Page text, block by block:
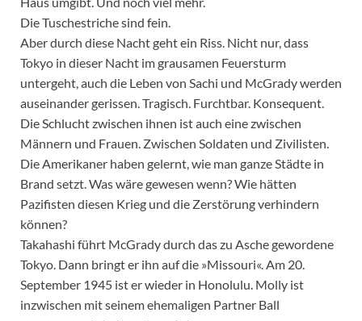
Die Tuschestriche sind fein.
Aber durch diese Nacht geht ein Riss. Nicht nur, dass
Tokyo in dieser Nacht im grausamen Feuersturm
untergeht, auch die Leben von Sachi und McGrady werden
auseinander gerissen. Tragisch. Furchtbar. Konsequent.
Die Schlucht zwischen ihnen ist auch eine zwischen
Männern und Frauen. Zwischen Soldaten und Zivilisten.
Die Amerikaner haben gelernt, wie man ganze Städte in
Brand setzt. Was wäre gewesen wenn? Wie hätten
Pazifisten diesen Krieg und die Zerstörung verhindern
können?
Takahashi führt McGrady durch das zu Asche gewordene
Tokyo. Dann bringt er ihn auf die »Missouri«. Am 20.
September 1945 ist er wieder in Honolulu. Molly ist
inzwischen mit seinem ehemaligen Partner Ball